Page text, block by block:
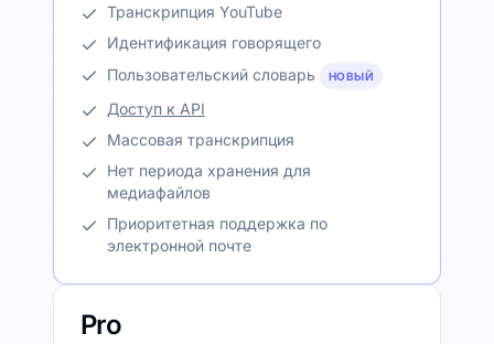
Транскрипция YouTube
Идентификация говорящего
Пользовательский словарь
НОВЫЙ
Доступ к API
Массовая транскрипция
Нет периода хранения для
медиафайлов
Приоритетная поддержка по
электронной почте
Pro